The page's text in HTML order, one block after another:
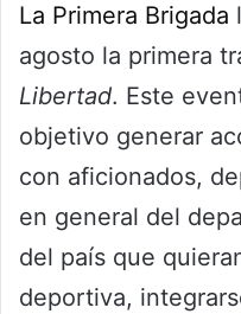
La Primera Brigada
agosto la primera
Libertad. Este
objetivo generar
con aficionados,
en general del
del país que
deportiva,